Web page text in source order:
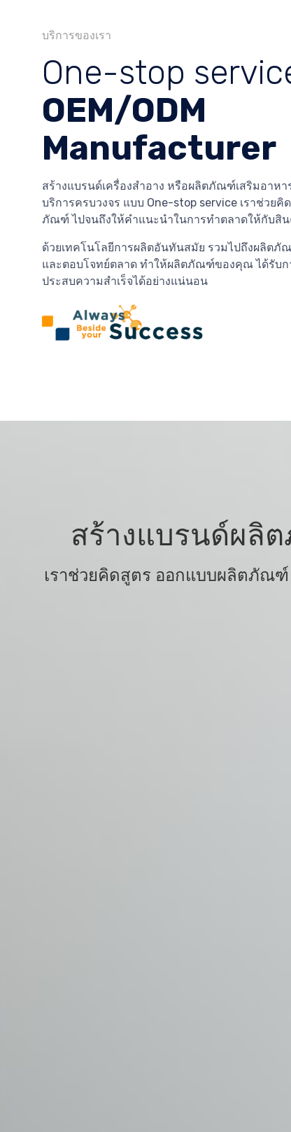
บริการของเรา
One-stop
OEM/ODM
Manufacturer
สร้างแบรนด์เครื่องสำอาง หรือผลิตภัณฑ์เสริมอาหา
บริการครบวงจร แบบ One-stop service เราช่วยคิ
ภัณฑ์ ไปจนถึงให้คำแนะนำในการทำตลาดให้กับสิ
ด้วยเทคโนโลยีการผลิตอันทันสมัย รวมไปถึงผลิตภั
และตอบโจทย์ตลาด ทำให้ผลิตภัณฑ์ของคุณ ได้รับก
ประสบความสำเร็จได้อย่างแน่นอน
สร้างแบรนด์ผลิ
เราช่วยคิดสูตร ออกแบบผลิตภัณ